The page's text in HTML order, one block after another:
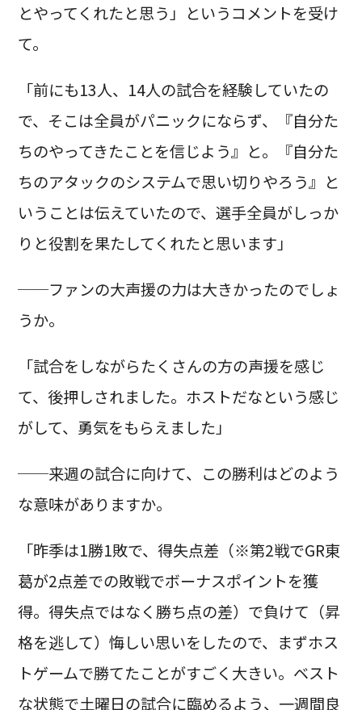
とやってくれたと思う」というコメントを受け
て。
「前にも13人、14人の試合を経験していたの
で、そこは全員がパニックにならず、『自分た
ちのやってきたことを信じよう』と。『自分た
ちのアタックのシステムで思い切りやろう』と
いうことは伝えていたので、選手全員がしっか
りと役割を果たしてくれたと思います」
──ファンの大声援の力は大きかったのでしょ
うか。
「試合をしながらたくさんの方の声援を感じ
て、後押しされました。ホストだなという感じ
がして、勇気をもらえました」
──来週の試合に向けて、この勝利はどのよう
な意味がありますか。
「昨季は1勝1敗で、得失点差（※第2戦でGR東
葛が2点差での敗戦でボーナスポイントを獲
得。得失点ではなく勝ち点の差）で負けて（昇
格を逃して）悔しい思いをしたので、まずホス
トゲームで勝てたことがすごく大きい。ベスト
な状態で土曜日の試合に臨めるよう、一週間良